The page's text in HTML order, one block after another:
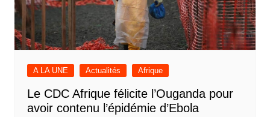
A LA UNE Actualités Afrique
Le CDC Afrique félicite l’Ouganda pour
avoir contenu l’épidémie d’Ebola